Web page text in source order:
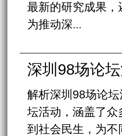
最新的研究成果
为推动深...
深圳98场论
解析深圳98场论
坛活动，涵盖了
到社会民生，为